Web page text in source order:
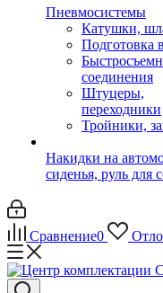
Пневмосистемы
Катушки,
Подготовка
соединения
Штуцеры,
переходники
Тройники,
Накидки на
сиденья, руль для
Сравнение0